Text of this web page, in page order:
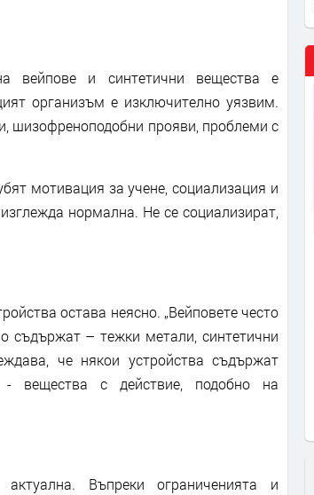
вейпове и синтетични вещества е
организъм е изключително уязвим.
шизофреноподобни прояви, проблеми с
мотивация за учене, социализация и
нормална. Не се социализират,
остава неясно. „Вейповете често
съдържат – тежки метали, синтетични
че някои устройства съдържат
- вещества с действие, подобно на
Въпреки ограниченията и